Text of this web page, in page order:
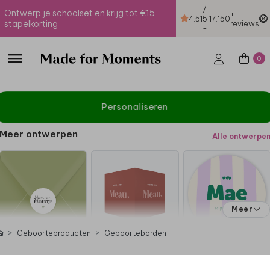
Ontwerp je schoolset en krijg tot €15
stapelkorting
4.51
/
5
-
17.150+
reviews
0
Personaliseren
Meer ontwerpen Alle ontwerpen
Meer
Geboorteproducten Geboorteborden